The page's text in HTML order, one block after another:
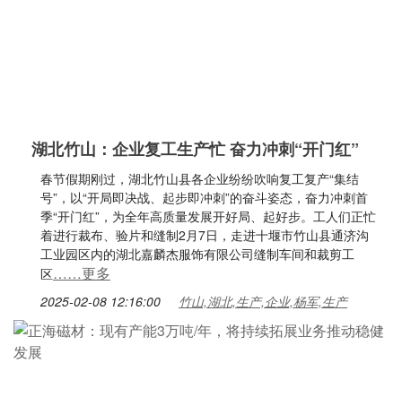
湖北竹山：企业复工生产忙 奋力冲刺“开门红”
春节假期刚过，湖北竹山县各企业纷纷吹响复工复产“集结
号”，以“开局即决战、起步即冲刺”的奋斗姿态，奋力冲刺首
季“开门红”，为全年高质量发展开好局、起好步。工人们正忙
着进行裁布、验片和缝制2月7日，走进十堰市竹山县通济沟
工业园区内的湖北嘉麟杰服饰有限公司缝制车间和裁剪工
区……更多
2025-02-08 12:16:00 竹山,湖北,生产,企业,杨军,生产